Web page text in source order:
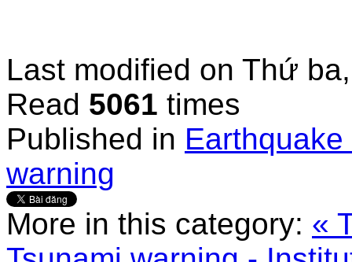
Last modified on Thứ
Read 5061 times
Published in
warning
More in this category: «